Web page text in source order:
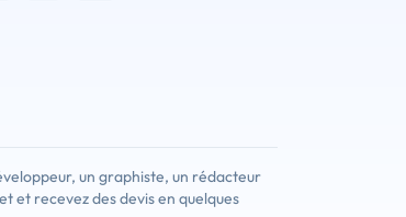
un graphiste, un rédacteur
et recevez des devis en quelques